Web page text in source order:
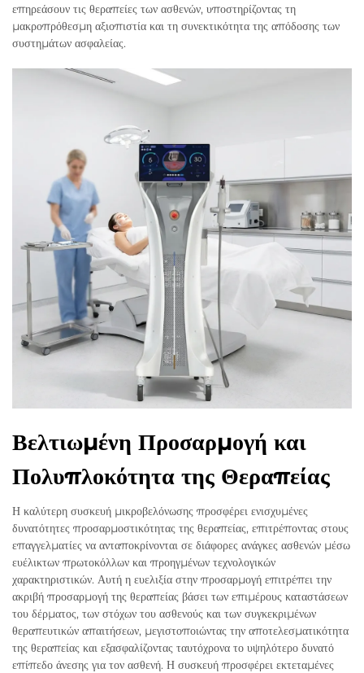
επηρεάσουν τις θεραπείες των ασθενών, υποστηρίζοντας τη
μακροπρόθεσμη αξιοπιστία και τη συνεκτικότητα της απόδοσης των
συστημάτων ασφαλείας.
Βελτιωμένη Προσαρμογή και
Πολυπλοκότητα της Θεραπείας
Η καλύτερη συσκευή μικροβελόνωσης προσφέρει ενισχυμένες
δυνατότητες προσαρμοστικότητας της θεραπείας, επιτρέποντας στους
επαγγελματίες να ανταποκρίνονται σε διάφορες ανάγκες ασθενών μέσω
ευέλικτων πρωτοκόλλων και προηγμένων τεχνολογικών
χαρακτηριστικών. Αυτή η ευελιξία στην προσαρμογή επιτρέπει την
ακριβή προσαρμογή της θεραπείας βάσει των επιμέρους καταστάσεων
του δέρματος, των στόχων του ασθενούς και των συγκεκριμένων
θεραπευτικών απαιτήσεων, μεγιστοποιώντας την αποτελεσματικότητα
της θεραπείας και εξασφαλίζοντας ταυτόχρονα το υψηλότερο δυνατό
επίπεδο άνεσης για τον ασθενή. Η συσκευή προσφέρει εκτεταμένες